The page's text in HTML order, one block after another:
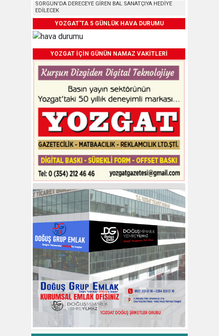
SORGUN’DA DERECEYE GİREN BAL SANATÇIYA HEDİYE
EDİLECEK
YOZGAT'TA 5 GÜNLÜK HAVA DURUMU
YOZGAT İÇİN GÜNÜN NAMAZ VAKİTLERİ